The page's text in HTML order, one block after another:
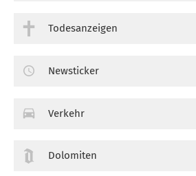
Todesanzeigen
Newsticker
Verkehr
Dolomiten